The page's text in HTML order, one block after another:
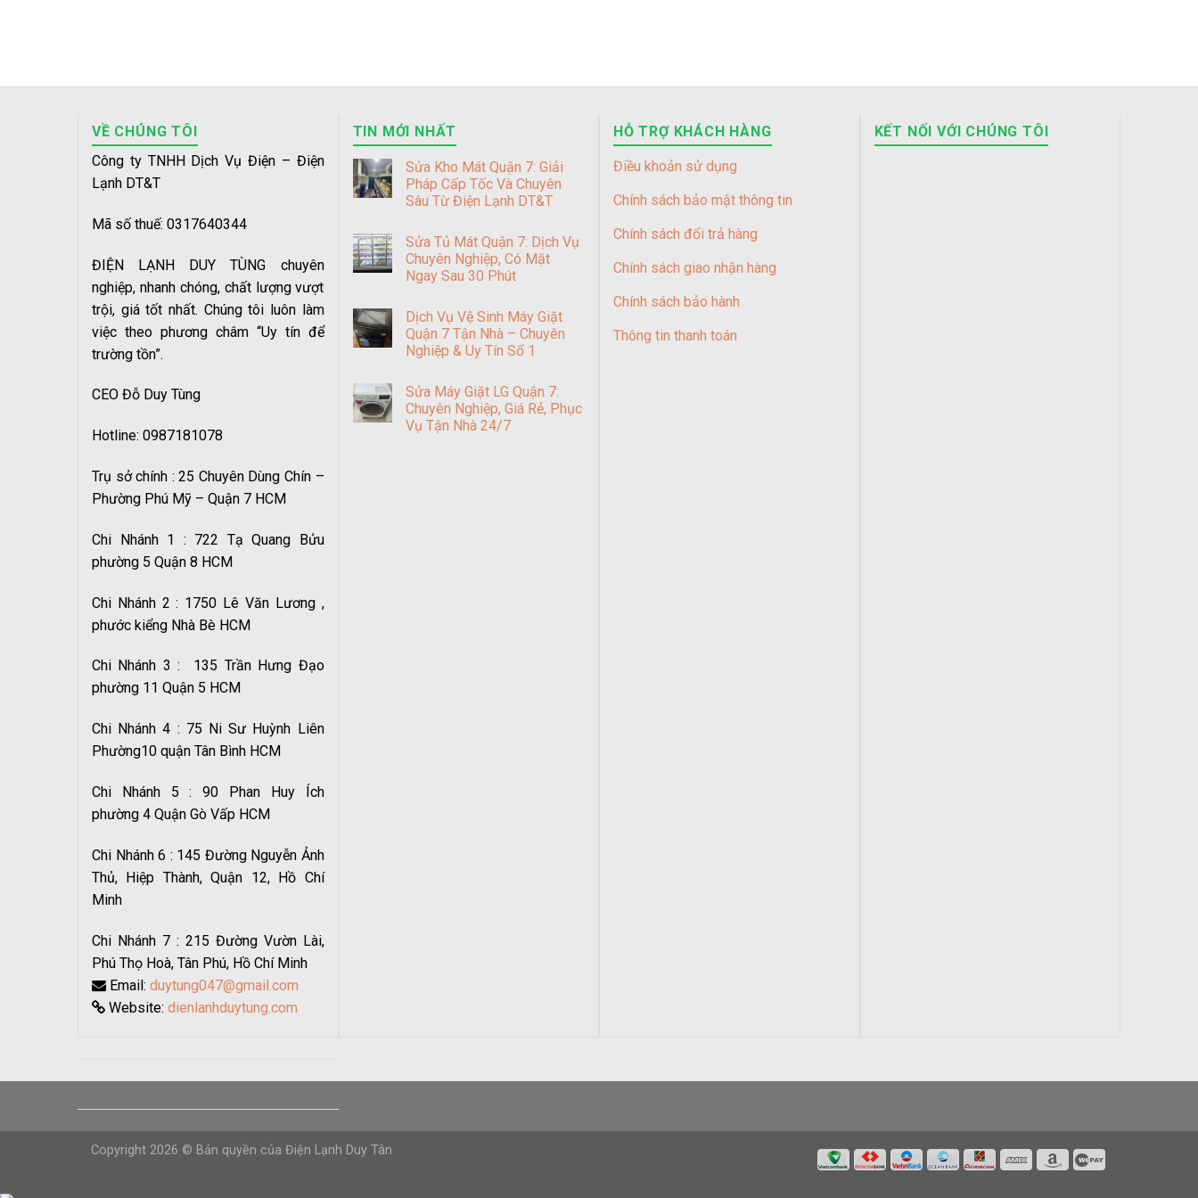
VỀ CHÚNG TÔI
Công ty TNHH Dịch Vụ Điện – Điện
Lạnh DT&T
Mã số thuế: 0317640344
ĐIỆN LẠNH DUY TÙNG chuyên
nghiệp, nhanh chóng, chất lượng vượt
trội, giá tốt nhất. Chúng tôi luôn làm
việc theo phương châm “Uy tín để
trường tồn”.
CEO Đỗ Duy Tùng
Hotline: 0987181078
Trụ sở chính : 25 Chuyên Dùng Chín –
Phường Phú Mỹ – Quận 7 HCM
Chi Nhánh 1 : 722 Tạ Quang Bửu
phường 5 Quận 8 HCM
Chi Nhánh 2 : 1750 Lê Văn Lương ,
phước kiểng Nhà Bè HCM
Chi Nhánh 3 : 135 Trần Hưng Đạo
phường 11 Quận 5 HCM
Chi Nhánh 4 : 75 Ni Sư Huỳnh Liên
Phường10 quận Tân Bình HCM
Chi Nhánh 5 : 90 Phan Huy Ích
phường 4 Quận Gò Vấp HCM
Chi Nhánh 6 : 145 Đường Nguyễn Ảnh
Thủ, Hiệp Thành, Quận 12, Hồ Chí
Minh
Chi Nhánh 7 : 215 Đường Vườn Lài,
Phú Thọ Hoà, Tân Phú, Hồ Chí Minh
Email: duytung047@gmail.com
Website: dienlanhduytung.com
TIN MỚI NHẤT
Sửa Kho Mát Quận 7: Giải
Pháp Cấp Tốc Và Chuyên
Sâu Từ Điện Lạnh DT&T
Sửa Tủ Mát Quận 7: Dịch Vụ
Chuyên Nghiệp, Có Mặt
Ngay Sau 30 Phút
Dịch Vụ Vệ Sinh Máy Giặt
Quận 7 Tận Nhà – Chuyên
Nghiệp & Uy Tín Số 1
Sửa Máy Giặt LG Quận 7:
Chuyên Nghiệp, Giá Rẻ, Phục
Vụ Tận Nhà 24/7
HỖ TRỢ KHÁCH HÀNG
Điều khoản sử dụng
Chính sách bảo mật thông tin
Chính sách đổi trả hàng
Chính sách giao nhận hàng
Chính sách bảo hành
Thông tin thanh toán
KẾT NỐI VỚI CHÚNG TÔI
Copyright 2026 © Bản quyền của Điện Lạnh Duy Tân